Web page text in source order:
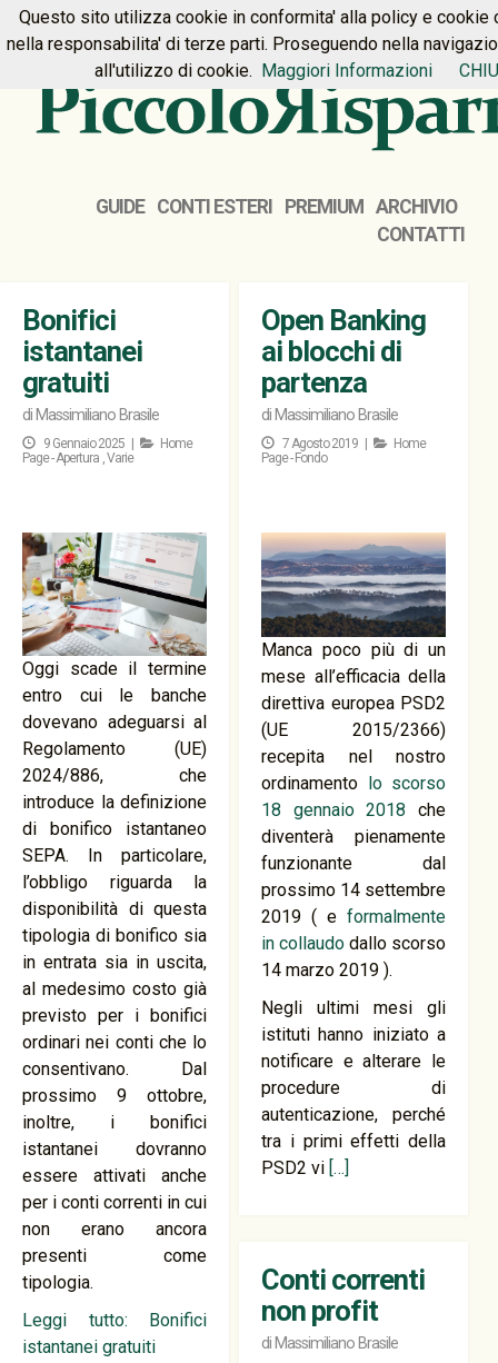
HOME PREMIUM CONTATTI
GUIDE CONTI ESTERI PREMIUM
ARCHIVIO
CONTATTI
Bonifici
istantanei
gratuiti
di Massimiliano Brasile
9 Gennaio 2025 |
Home
Page - Apertura ,Varie
Oggi scade il termine
entro cui le banche
dovevano adeguarsi al
Regolamento (UE)
2024/886, che
introduce la definizione
di bonifico istantaneo
SEPA. In particolare,
l’obbligo riguarda la
disponibilità di questa
tipologia di bonifico sia
in entrata sia in uscita,
al medesimo costo già
previsto per i bonifici
ordinari nei conti che lo
consentivano. Dal
prossimo 9 ottobre,
inoltre, i bonifici
istantanei dovranno
essere attivati anche
per i conti correnti in cui
non erano ancora
presenti come
tipologia.
Leggi tutto: Bonifici
istantanei gratuiti
Open Banking
ai blocchi di
partenza
di Massimiliano Brasile
7 Agosto 2019 |
Home
Page - Fondo
Manca poco più di un
mese all’efficacia della
direttiva europea PSD2
(UE 2015/2366)
recepita nel nostro
ordinamento lo scorso
18 gennaio 2018 che
diventerà pienamente
funzionante dal
prossimo 14 settembre
2019 ( eformalmente
in collaudo dallo scorso
14 marzo 2019 ).
Negli ultimi mesi gli
istituti hanno iniziato a
notificare e alterare le
procedure di
autenticazione, perché
tra i primi effetti della
PSD2 vi […]
Conti correnti
non profit
di Massimiliano Brasile
Questo sito utilizza cookie in conformita' alla policy e cookie
nella responsabilita' di terze parti. Proseguendo nella
all'utilizzo di cookie. Maggiori Informazioni